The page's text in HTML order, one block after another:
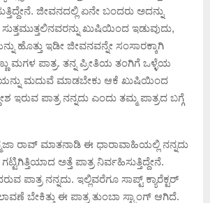
ಜೀವನದಲ್ಲಿ ಏನೇ ಬಂದರು ಅದನ್ನು
ಖುಷಿಯಿಂದ ಇಡುವುದು,
ಹೊತ್ತು ಇಡೀ ಜೀವನವನ್ನೇ ಸಂಸಾರಕ್ಕಾಗಿ
ಮಗಳ ಪಾತ್ರ. ತನ್ನ ಪ್ರೀತಿಯ ತಂಗಿಗೆ ಒಳ್ಳೆಯ
ಮದುವೆ ಮಾಡಬೇಕು ಆಕೆ ಖುಷಿಯಿಂದ
ಇರುವ ಪಾತ್ರ ನನ್ನದು ಎಂದು ತಮ್ಮ ಪಾತ್ರದ ಬಗ್ಗೆ
ರಾವ್ ಮಾತನಾಡಿ ಈ ಧಾರಾವಾಹಿಯಲ್ಲಿ ನನ್ನದು
ಗಟ್ಟಿಗಿತ್ತಿಯಾದ ಅತ್ತೆ ಪಾತ್ರ ನಿರ್ವಹಿಸುತ್ತಿದ್ದೇನೆ.
ಪಾತ್ರ ನನ್ನದು. ಇಲ್ಲಿವರೆಗೂ ಸಾಪ್ಟ್ ಕ್ಯಾರೆಕ್ಟರ್
ಬೇಕಿತ್ತು ಈ ಪಾತ್ರ ತುಂಬಾ ಸ್ಟ್ರಾಂಗ್ ಆಗಿದೆ.